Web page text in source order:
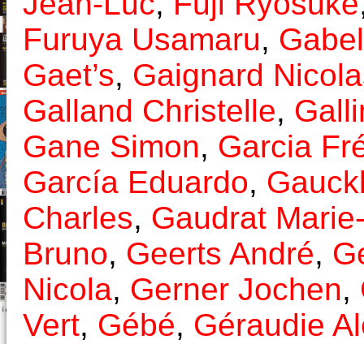
Furuya Usamaru,
Gaet’s, Gaignard
Galland Christelle,
Gane Simon, Garcia
García Eduardo,
Charles, Gaudrat
Bruno, Geerts André,
Nicola, Gerner Jochen,
Vert, Gébé, Géraudie